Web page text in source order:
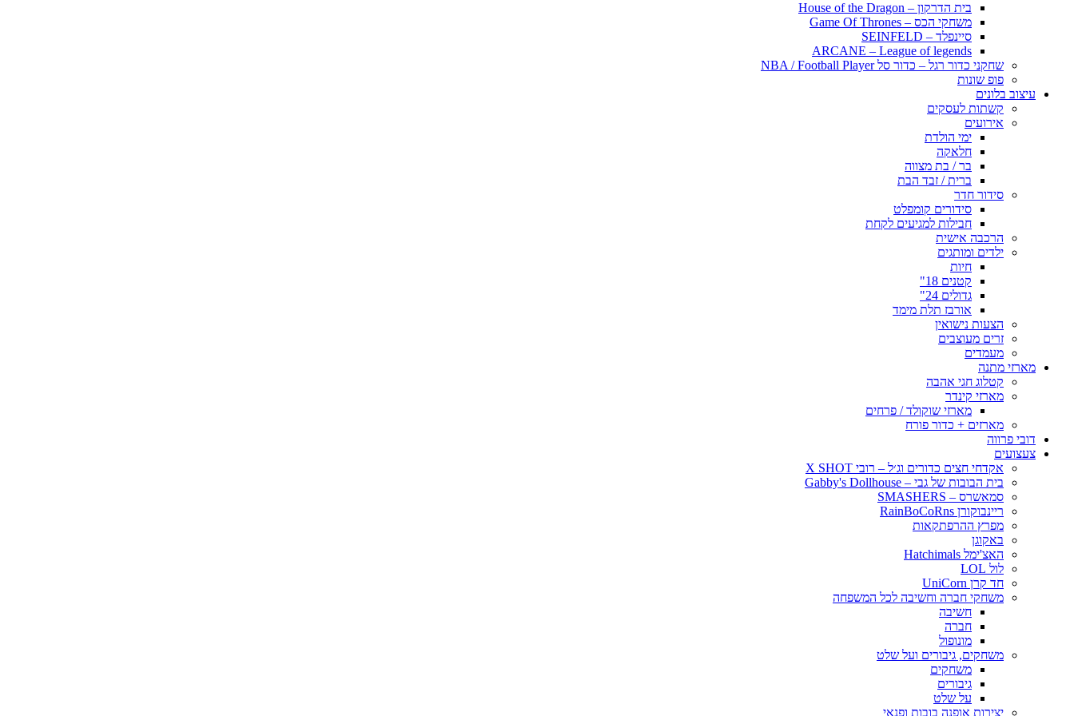
בית הדרקון – House of the Dragon
משחקי הכס – Game Of Thrones
סיינפלד – SEINFELD
ARCANE – League of legends
שחקני כדור רגל – כדור סל NBA / Football Player
פופ שונות
עיצוב בלונים
קשתות לעסקים
אירועים
ימי הולדת
חלאקה
בר / בת מצווה
ברית / זבד הבת
סידור חדר
סידורים קומפלט
חבילות למגיעים לקחת
הרכבה אישית
ילדים ומותגים
חיות
קטנים 18"
גדולים 24"
אורבז תלת מימד
הצעות נישואין
זרים מעוצבים
מעמדים
מארזי מתנה
קטלוג חגי אהבה
מארזי קינדר
מארזי שוקולד / פרחים
מארזים + כדור פורח
דובי פרווה
צעצועים
אקדחי חצים כדורים וג׳ל – רובי X SHOT
בית הבובות של גבי – Gabby's Dollhouse
סמאשרס – SMASHERS
ריינבוקורן RainBoCoRns
מפרץ ההרפתקאות
באקוגן
האצ'ימל Hatchimals
לול LOL
חד קרן UniCorn
משחקי חברה וחשיבה לכל המשפחה
חשיבה
חברה
מונופול
משחקים, גיבורים ועל שלט
משחקים
גיבורים
על שלט
יצירות אופנה בובות ופנאי